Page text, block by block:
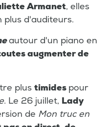
Armanet, elles
plus d'auditeurs.
autour d'un piano en
augmenter de
plus timides pour
. Le 26 juillet, Lady
de Mon truc en